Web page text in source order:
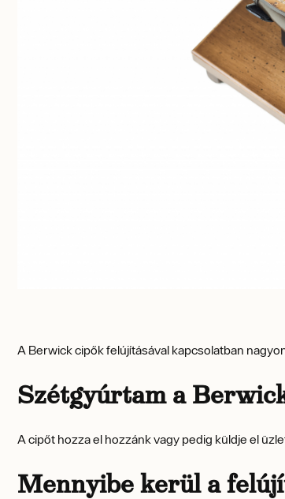
A Berwick cipők felújításával kapcsolatban
Szétgyúrtam a
A cipőt hozza el hozzánk vagy pedig küldje el
Mennyibe kerül a